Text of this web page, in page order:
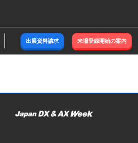
出展資料請求 来場登録開始の案内